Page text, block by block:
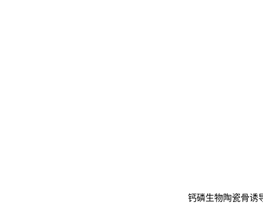
钙磷生物陶瓷骨诱